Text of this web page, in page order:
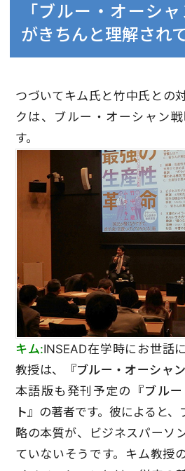
「ブルー・オーシ
がきちんと理解され
つづいてキム氏と竹中氏との
クは、ブルー・オーシャン
す。
キム:INSEAD在学時にお世話
教授は、
『ブルー・オーシャ
本語版も発刊予定の
『ブル
ト』 の著者です。彼によると
略の本質が、ビジネスパーソ
ていないそうです。キム教授